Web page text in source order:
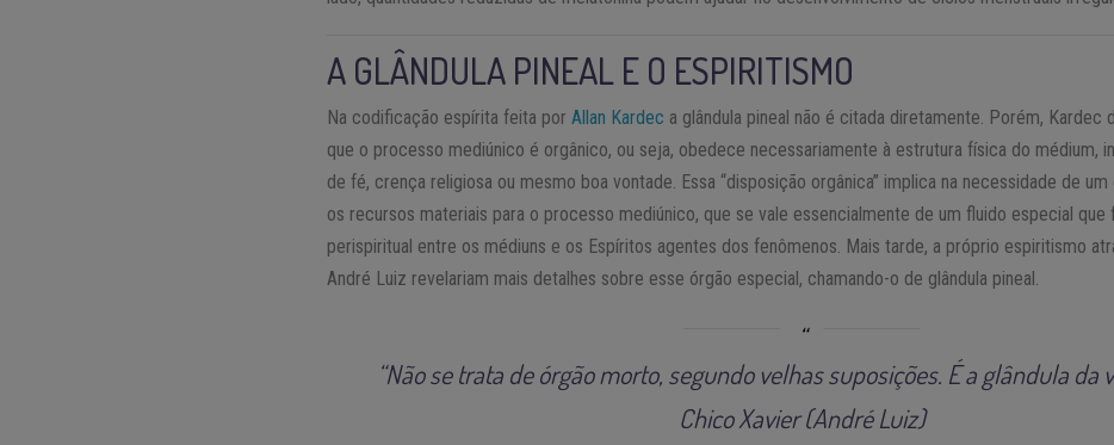
A GLÂNDULA PINEAL E O ESPIRITISMO
Na codificação espírita feita porAllan Kardec a glândula pineal não é citada diretamente. Porém, Kardec
que o processo mediúnico é orgânico, ou seja, obedece necessariamente à estrutura física do médium,
de fé, crença religiosa ou mesmo boa vontade. Essa “disposição orgânica” implica na necessidade de
os recursos materiais para o processo mediúnico, que se vale essencialmente de um fluido especial que
perispiritual entre os médiuns e os Espíritos agentes dos fenômenos. Mais tarde, a próprio espiritismo
André Luiz revelariam mais detalhes sobre esse órgão especial, chamando-o de glândula pineal.
“Não se trata de órgão morto, segundo velhas suposições. É a glândula da
Chico Xavier (André Luiz)